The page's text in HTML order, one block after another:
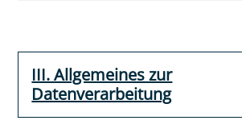
III. Allgemeines zur
Datenverarbeitung